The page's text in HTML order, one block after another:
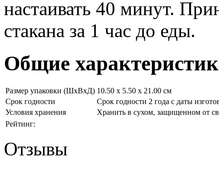
настаивать 40 минут.
стакана за 1 час до еды.
Общие
Размер упаковки (ШxВxД) 10.50 x 5.50 x 21.00 см
Срок годности
Срок годности 2 года с даты
Условия хранения
Хранить в сухом, защищенном от
Рейтинг:
Отзывы